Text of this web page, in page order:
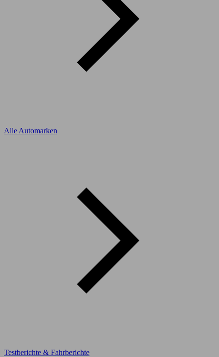
Alle Automarken
Testberichte & Fahrberichte